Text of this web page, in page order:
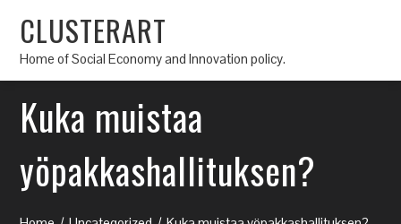
CLUSTERART
Home of Social Economy and Innovation policy.
Kuka muistaa
yöpakkashallituksen?